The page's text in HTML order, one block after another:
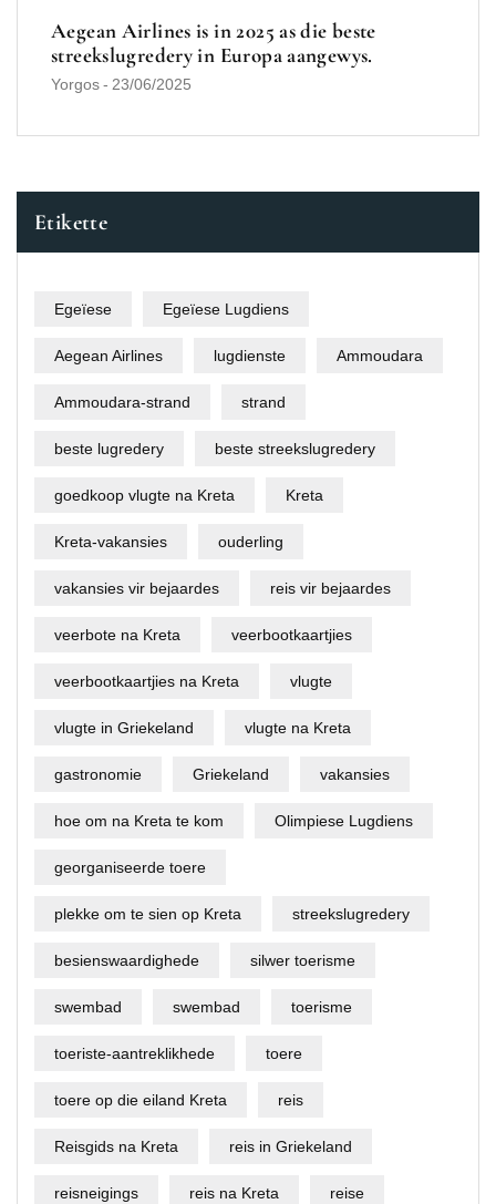
Aegean Airlines is in 2025 as die beste
streekslugredery in Europa aangewys.
Yorgos- 23/06/2025
Etikette
Egeïese Egeïese Lugdiens
Aegean Airlines lugdienste Ammoudara
Ammoudara-strand strand
beste lugredery beste streekslugredery
goedkoop vlugte na Kreta Kreta
Kreta-vakansies ouderling
vakansies vir bejaardes reis vir bejaardes
veerbote na Kreta veerbootkaartjies
veerbootkaartjies na Kreta vlugte
vlugte in Griekeland vlugte na Kreta
gastronomie Griekeland vakansies
hoe om na Kreta te kom Olimpiese Lugdiens
georganiseerde toere
plekke om te sien op Kreta streekslugredery
besienswaardighede silwer toerisme
swembad swembad toerisme
toeriste-aantreklikhede toere
toere op die eiland Kreta reis
Reisgids na Kreta reis in Griekeland
reisneigings reis na Kreta reise